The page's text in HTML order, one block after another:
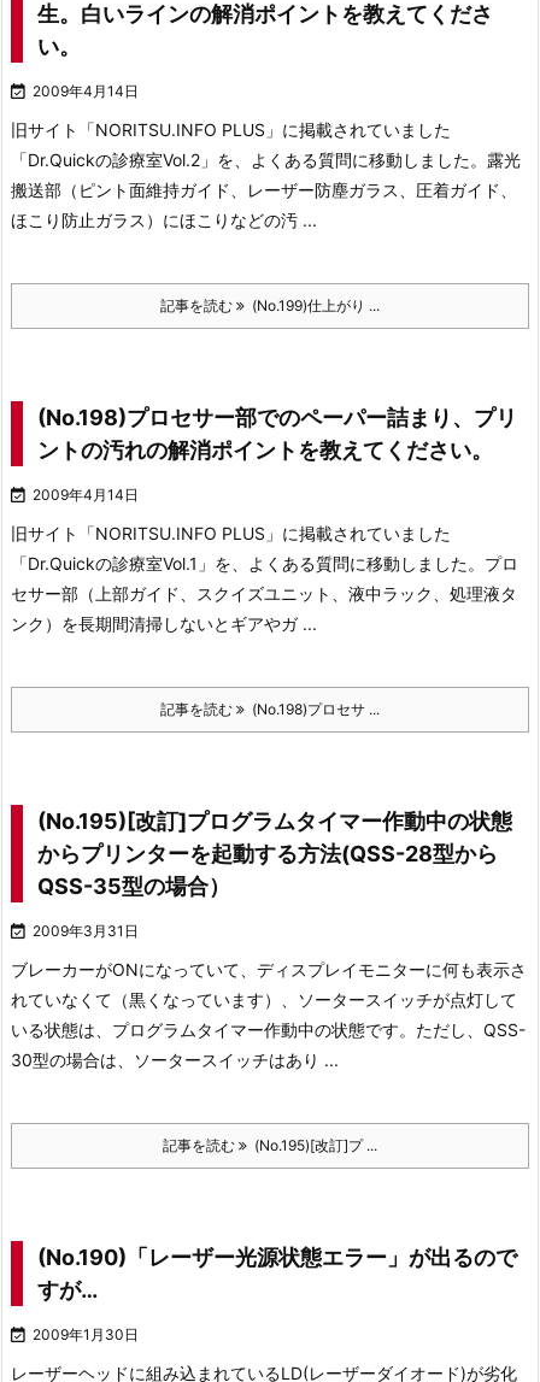
生。白いラインの解消ポイントを教えてくださ
い。
 2009年4月14日
旧サイト「NORITSU.INFO PLUS」に掲載されていました
「Dr.Quickの診療室Vol.2」を、よくある質問に移動しました。露光
搬送部（ピント面維持ガイド、レーザー防塵ガラス、圧着ガイド、
ほこり防止ガラス）にほこりなどの汚 ...
記事を読む (No.199)仕上がり ...
(No.198)プロセサー部でのペーパー詰まり、プリ
ントの汚れの解消ポイントを教えてください。
 2009年4月14日
旧サイト「NORITSU.INFO PLUS」に掲載されていました
「Dr.Quickの診療室Vol.1」を、よくある質問に移動しました。プロ
セサー部（上部ガイド、スクイズユニット、液中ラック、処理液タ
ンク）を長期間清掃しないとギアやガ ...
記事を読む (No.198)プロセサ ...
(No.195)[改訂]プログラムタイマー作動中の状態
からプリンターを起動する方法(QSS-28型から
QSS-35型の場合）
 2009年3月31日
ブレーカーがONになっていて、ディスプレイモニターに何も表示さ
れていなくて（黒くなっています）、ソータースイッチが点灯して
いる状態は、プログラムタイマー作動中の状態です。 ただし、QSS-
30型の場合は、ソータースイッチはあり ...
記事を読む (No.195)[改訂]プ ...
(No.190)「レーザー光源状態エラー」が出るので
すが…
 2009年1月30日
レーザーヘッドに組み込まれているLD(レーザーダイオード)が劣化